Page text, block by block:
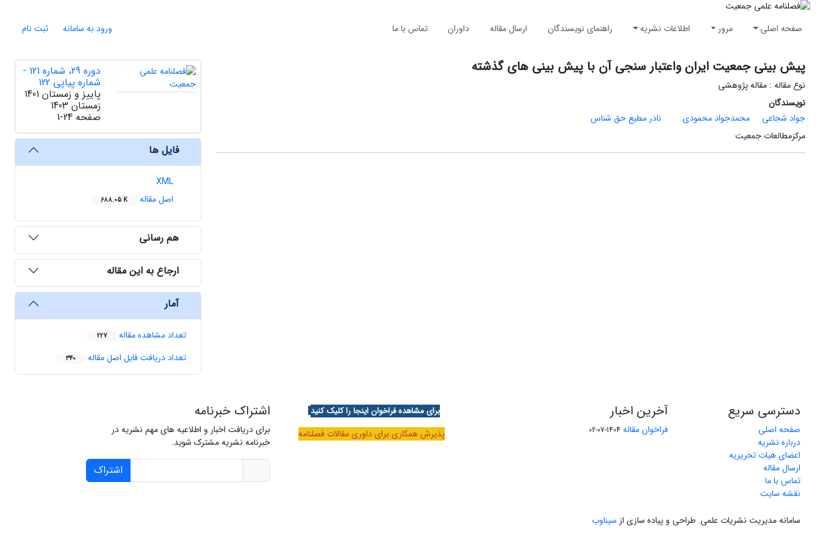
صفحه اصلی مرور اطلاعات نشریه راهنمای نویسندگان ارسال مقاله داوران تماس با ما ورود به سامانه ثبت نام
پیش بینی جمعیت ایران واعتبار سنجی آن با پیش بینی های گذشته
نوع مقاله : مقاله پژوهشی
نویسندگان
جواد شجاعی
محمدجواد محمودی
نادر مطیع حق شناس
مرکزمطالعات جمعیت
دوره 29، شماره 121 -
شماره پیاپی 122
پاییز و زمستان 1401
زمستان 1403
صفحه 1-24
فایل ها
XML
اصل مقاله
688.05 K
هم رسانی
ارجاع به این مقاله
آمار
تعداد مشاهده مقاله 227
تعداد دریافت فایل اصل مقاله 340
دسترسی سریع
صفحه اصلی
درباره نشریه
اعضای هیات تحریریه
ارسال مقاله
تماس با ما
نقشه سایت
آخرین اخبار
فراخوان مقاله 1404-07-02
برای مشاهده فراخوان اینجا را کلیک کنید
پذیرش همکاری برای داوری مقالات فصلنامه
اشتراک خبرنامه
برای دریافت اخبار و اطلاعیه های مهم نشریه در
خبرنامه نشریه مشترک شوید.
اشتراک
سامانه مدیریت نشریات علمی. طراحی و پیاده سازی از سیناوب